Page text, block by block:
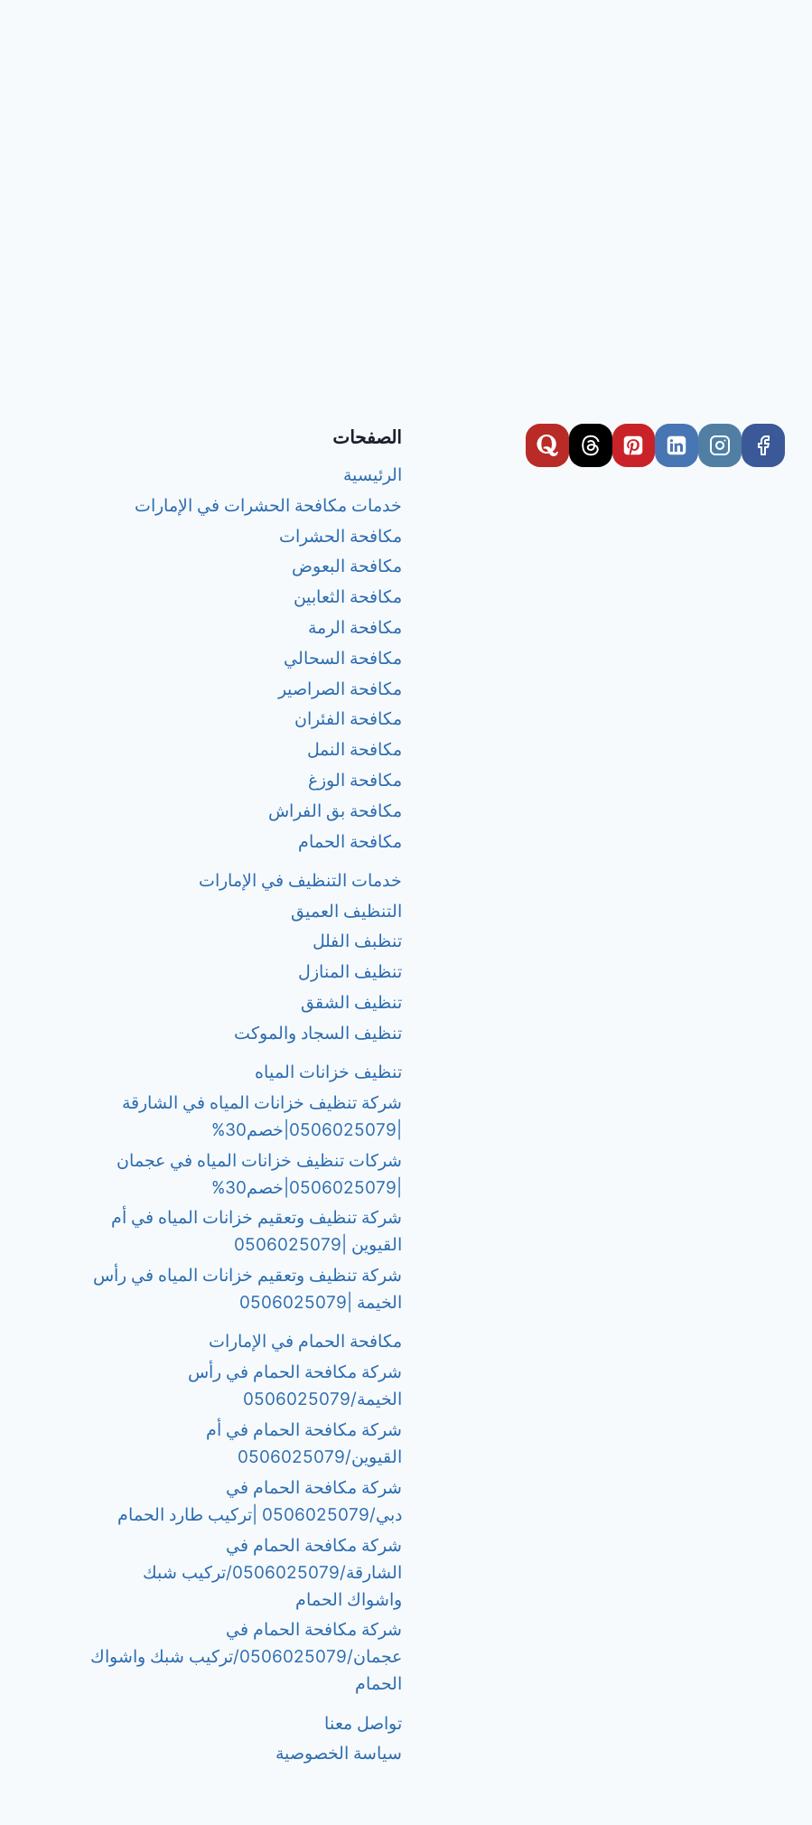
الصفحات
الرئيسية
خدمات مكافحة الحشرات في الإمارات
مكافحة الحشرات
مكافحة البعوض
مكافحة الثعابين
مكافحة الرمة
مكافحة السحالي
مكافحة الصراصير
مكافحة الفئران
مكافحة النمل
مكافحة الوزغ
مكافحة بق الفراش
مكافحة الحمام
خدمات التنظيف في الإمارات
التنظيف العميق
تنظبف الفلل
تنظيف المنازل
تنظيف الشقق
تنظيف السجاد والموكت
تنظيف خزانات المياه
شركة تنظيف خزانات المياه في الشارقة
شركات تنظيف خزانات المياه في عجمان
شركة تنظيف وتعقيم خزانات المياه في أم
القيوين |0506025079
شركة تنظيف وتعقيم خزانات المياه في رأس
الخيمة |0506025079
مكافحة الحمام في الإمارات
شركة مكافحة الحمام في رأس
الخيمة/0506025079
شركة مكافحة الحمام في أم
القيوين/0506025079
شركة مكافحة الحمام في
دبي/0506025079 |تركيب طارد الحمام
شركة مكافحة الحمام في
الشارقة/0506025079/تركيب شبك
واشواك الحمام
شركة مكافحة الحمام في
عجمان/0506025079/تركيب شبك واشواك
الحمام
تواصل معنا
سياسة الخصوصية